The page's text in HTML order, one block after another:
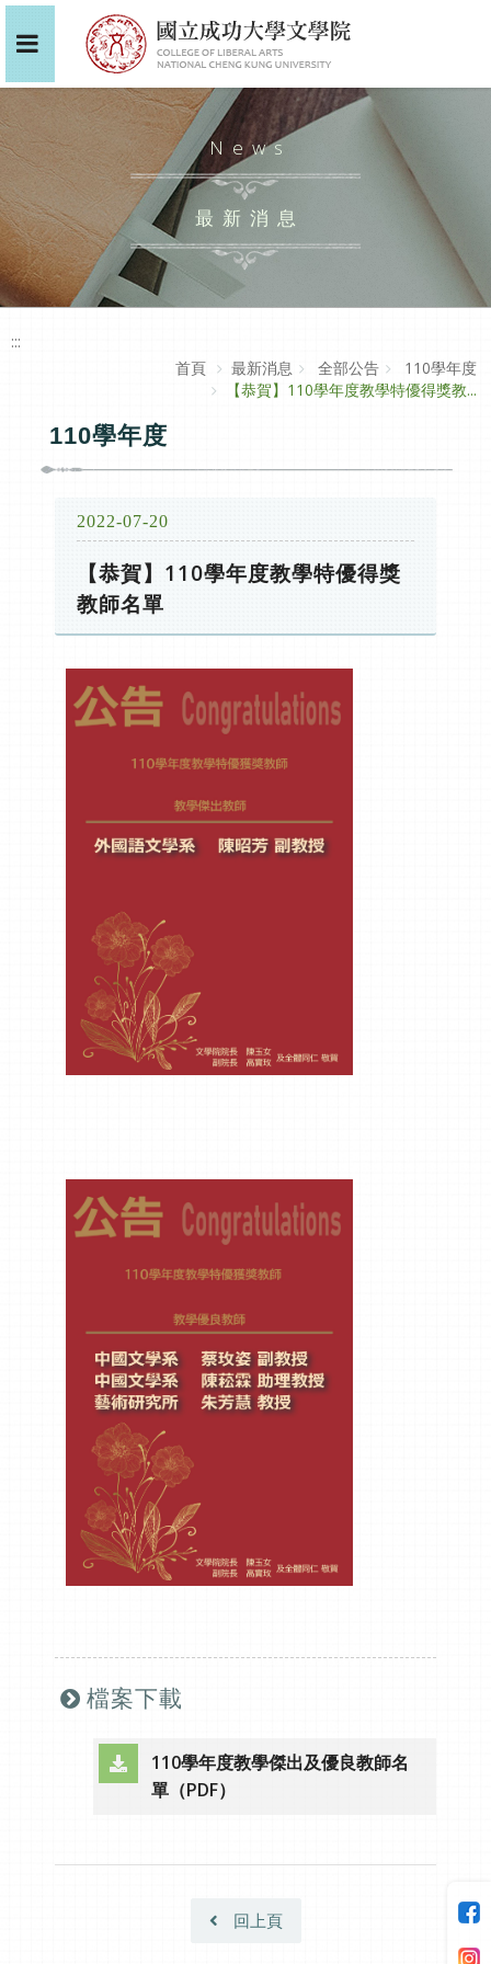
News
最新消息
:::
首頁
最新消息 全部公告
110學年度
【恭賀】110學年度教學特優得獎教...
110學年度
2022-07-20
【恭賀】110學年度教學特優得獎
教師名單
檔案下載
110學年度教學傑出及優良教師名
單（PDF）
（另開新視窗）
回上頁